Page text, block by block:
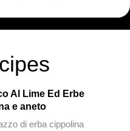
Al Lime Ed Erbe
e aneto
di erba cippolina